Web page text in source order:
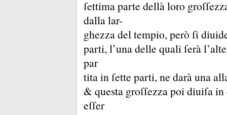
ſettima parte dellà loro
dalla lar-
ghezza del tempio, però ſi
parti, l’una delle quali ſerà
par
tita in ſette parti, ne darà una
& questa groſſezza poi diuiſa
eſſer